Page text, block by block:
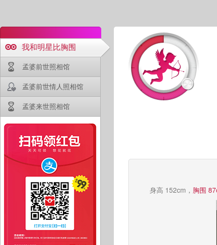
我和明星比胸围
孟婆前世照相馆
孟婆前世情人照相馆
孟婆来世照相馆
身高 152cm， 胸围